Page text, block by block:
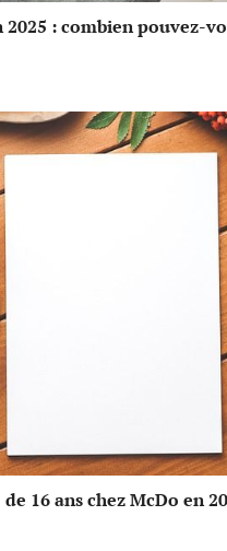
: combien pouvez-
16 ans chez McDo en